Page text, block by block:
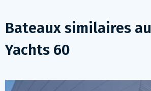
Bateaux similaires au
Yachts 60